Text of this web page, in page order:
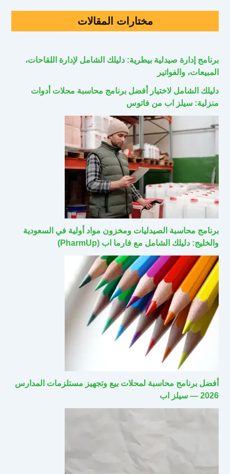
مختارات المقالات
برنامج إدارة صيدلية بيطرية: دليلك الشامل لإدارة اللقاحات،
المبيعات، والفواتير
دليلك الشامل لاختيار أفضل برنامج محاسبة محلات أدوات
منزلية: سيلز اب من فاتوس
برنامج محاسبة الصيدليات ومخزون مواد أولية في السعودية
والخليج: دليلك الشامل مع فارما اب (PharmUp)
أفضل برنامج محاسبة لمحلات بيع وتجهيز مستلزمات المدارس
2026 — سيلز اب